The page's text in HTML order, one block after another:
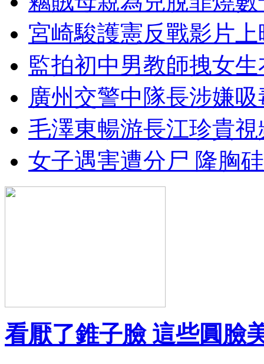
宮崎駿護憲反戰影片
監拍初中男教師拽女
廣州交警中隊長涉嫌
毛澤東暢游長江珍貴視
女子遇害遭分尸 隆胸
看厭了錐子臉 這些圓臉